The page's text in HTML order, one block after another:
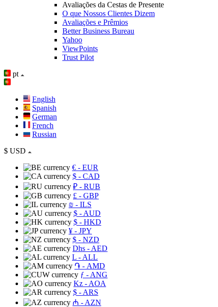
Avaliações da Cestas de Presente
O que Nossos Clientes Dizem
Avaliações e Prêmios
Better Business Bureau
Yahoo
ViewPoints
Trust Pilot
pt
English
Spanish
German
French
Russian
$ USD
€ - EUR
$ - CAD
₽ - RUB
£ - GBP
₪ - ILS
$ - AUD
$ - HKD
¥ - JPY
$ - NZD
Dhs - AED
L - ALL
֏ - AMD
ƒ - ANG
Kz - AOA
$ - ARS
₼ - AZN